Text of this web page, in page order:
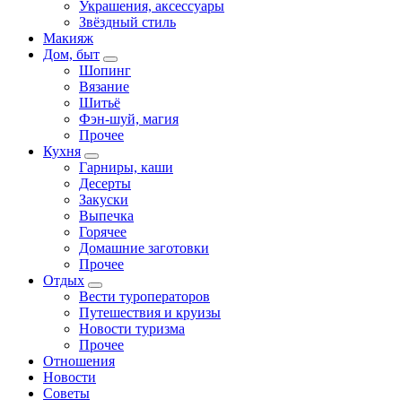
Украшения, аксессуары
Звёздный стиль
Макияж
Дом, быт
Шопинг
Вязание
Шитьё
Фэн-шуй, магия
Прочее
Кухня
Гарниры, каши
Десерты
Закуски
Выпечка
Горячее
Домашние заготовки
Прочее
Отдых
Вести туроператоров
Путешествия и круизы
Новости туризма
Прочее
Отношения
Новости
Советы